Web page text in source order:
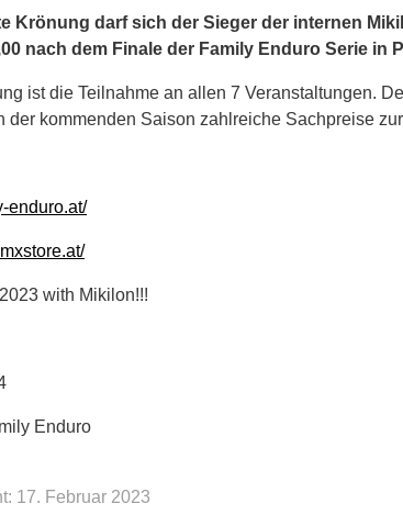
Krönung darf sich der Sieger der internen
nach dem Finale der Family Enduro Serie in
ist die Teilnahme an allen 7 Veranstaltungen.
der kommenden Saison zahlreiche Sachpreise
enduro.at/
with Mikilon!!!
Enduro
17. Februar 2023